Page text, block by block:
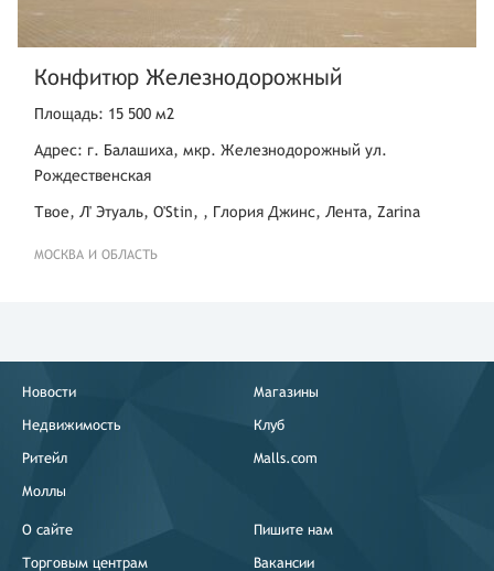
Конфитюр Железнодорожный
Площадь: 15 500 м2
Адрес: г. Балашиха, мкр. Железнодорожный ул.
Рождественская
Твое, Л' Этуаль, O'Stin, , Глория Джинс, Лента, Zarina
МОСКВА И ОБЛАСТЬ
Новости
Недвижимость
Ритейл
Моллы
Магазины
Клуб
Malls.com
О сайте
Торговым центрам
Пишите нам
Вакансии